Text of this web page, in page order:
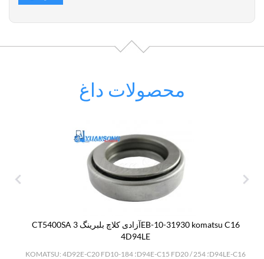
محصولات داغ
CT5400SA آزادی کلاچ بلبرینگ 3EB-10-31930 komatsu C16
4D94LE
KOMATSU: 4D92E-C20 FD10-18؛ 4D94E-C15 FD20 / 25؛ 4D94LE-C16